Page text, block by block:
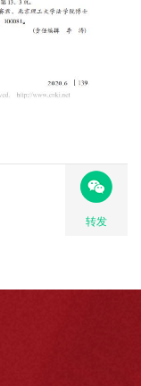
转发